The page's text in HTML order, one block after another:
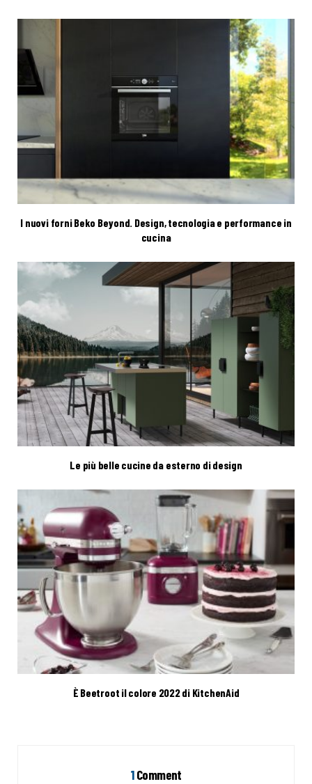
I nuovi forni Beko Beyond. Design, tecnologia e performance in
cucina
Le più belle cucine da esterno di design
È Beetroot il colore 2022 di KitchenAid
1Comment